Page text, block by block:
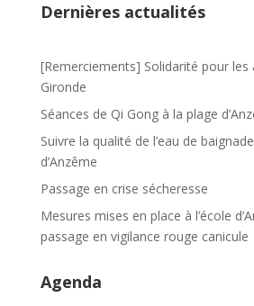
k
Dernières actualités
[Remerciements] Solidarité pour les
Gironde
Séances de Qi Gong à la plage
Suivre la qualité de l’eau de
d’Anzême
Passage en crise sécheresse
Mesures mises en place à l’école
passage en vigilance rouge canicule
Agenda